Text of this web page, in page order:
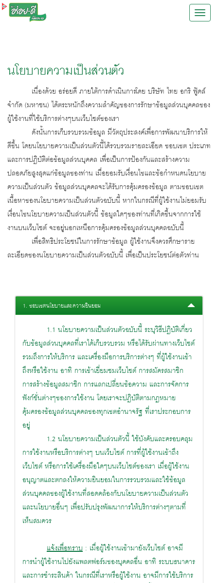
นโยบายความเป็นส่วนตัว
เนื่องด้วย อร่อยดี ภายใต้การดำเนินการโดย บริษัท ไทย อกริ ฟู้ดส์
จำกัด (มหาชน) ได้ตระหนักถึงความสำคัญของการรักษาข้อมูลส่วนบุคคลของ
ผู้ใช้งานที่ใช้บริการต่างๆบนเว็บไซต์ของเรา
ดังนั้นการเก็บรวบรวมข้อมูล มีวัตถุประสงค์เพื่อการพัฒนาบริการให้
ดีขึ้น โดยนโยบายความเป็นส่วนตัวนี้ได้รวบรวมรายละเอียด ขอบเขต ประเภท
และการปฏิบัติต่อข้อมูลส่วนบุคคล เพื่อเป็นการป้องกันและสร้างความ
ปลอดภัยสูงสุดแก่ข้อมูลของท่าน เมื่อยอมรับเงื่อนไขและข้อกำหนดนโยบาย
ความเป็นส่วนตัว ข้อมูลส่วนบุคคลจะได้รับการคุ้มครองข้อมูล ตามขอบเขต
เนื้อหาของนโยบายความเป็นส่วนตัวฉบับนี้ หากในกรณีที่ผู้ใช้งานไม่ยอมรับ
เงื่อนไขนโยบายความเป็นส่วนตัวนี้ ข้อมูลใดๆของท่านที่เกิดขึ้นจากการใช้
งานบนเว็บไซต์ จะอยู่นอกเหนือการคุ้มครองข้อมูลส่วนบุคคลฉบับนี้
เพื่อสิทธิประโยชน์ในการรักษาข้อมูล ผู้ใช้งานจึงควรศึกษาราย
ละเอียดของนโยบายความเป็นส่วนตัวฉบับนี้ เพื่อเป็นประโยชน์ต่อตัวท่าน
1. ขอบเขตนโยบายและความยินยอม
1.1 นโยบายความเป็นส่วนตัวฉบับนี้ ระบุวิธีปฏิบัติเกี่ยว
กับข้อมูลส่วนบุคคลที่เราได้เก็บรวบรวม หรือได้รับผ่านทางเว็บไซต์
รวมถึงการให้บริการ และเครื่องมือการบริการต่างๆ ที่ผู้ใช้งานเข้า
ถึงหรือใช้งาน อาทิ การเข้าเยี่ยมชมเว็บไซต์ การสมัครสมาชิก
การสร้างข้อมูลสมาชิก การแลกเปลี่ยนข้อความ และการจัดการ
ฟังก์ชั่นต่างๆของการใช้งาน โดยเราจะปฏิบัติตามกฎหมาย
คุ้มครองข้อมูลส่วนบุคคลของทุกเขตอำนาจรัฐ ที่เราประกอบการ
อยู่
1.2 นโยบายความเป็นส่วนตัวนี้ ใช้บังคับและครอบคลุม
การใช้งานหรือบริการต่างๆ บนเว็บไซต์ การที่ผู้ใช้งานเข้าถึง
เว็บไซต์ หรือการใช้เครื่องมือใดๆบนเว็บไซต์ของเรา เมื่อผู้ใช้งาน
อนุญาตและตกลงให้ความยินยอมในการรวบรวมและใช้ข้อมูล
ส่วนบุคคลของผู้ใช้งานที่สอดคล้องกับนโยบายความเป็นส่วนตัว
และนโยบายอื่นๆ เพื่อปรับปรุงพัฒนาการให้บริการต่างๆตามที่
เห็นสมควร
แจ้งเพื่อทราบ : เมื่อผู้ใช้งานเข้ามายังเว็บไซต์ อาจมี
การนำผู้ใช้งานไปยังแพลตฟอร์มของบุคคลอื่น อาทิ ระบบธนาคาร
และการชำระสินค้า ในกรณีที่เราหรือผู้ใช้งาน อาจมีการใช้บริการ